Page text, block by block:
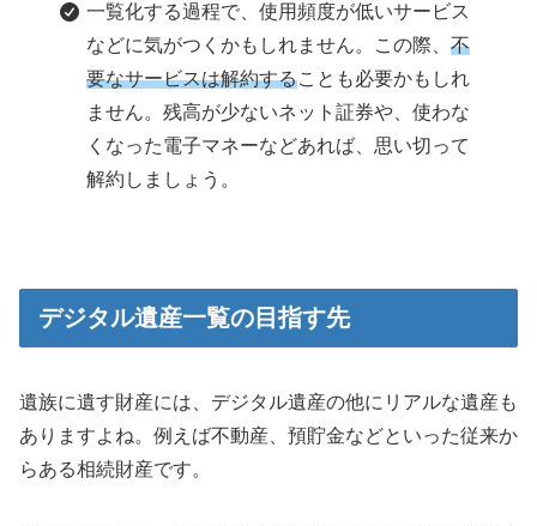
一覧化する過程で、使用頻度が低いサービス
などに気がつくかもしれません。この際、不
要なサービスは解約することも必要かもしれ
ません。残高が少ないネット証券や、使わな
くなった電子マネーなどあれば、思い切って
解約しましょう。
デジタル遺産一覧の目指す先
遺族に遺す財産には、デジタル遺産の他にリアルな遺産も
ありますよね。例えば不動産、預貯金などといった従来か
らある相続財産です。